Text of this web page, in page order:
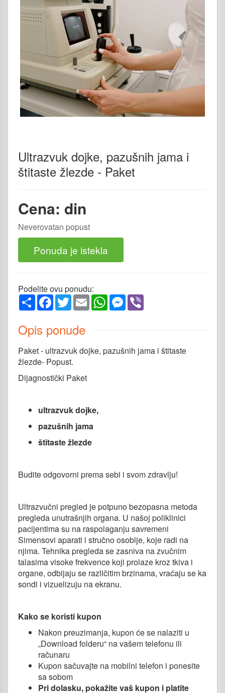
Ultrazvuk dojke, pazušnih jama i
štitaste žlezde - Paket
Cena: din
Neverovatan popust
Ponuda je istekla
Podelite ovu ponudu:
ShareFacebook
TwitterEmailWhatsAppMessenger
Opis ponude
Paket - ultrazvuk dojke, pazušnih jama i štitaste
žlezde- Popust.
Dijagnostički Paket
ultrazvuk dojke,
pazušnih jama
štitaste žlezde
Budite odgovorni prema sebi i svom zdravlju!
Ultrazvučni pregled je potpuno bezopasna metoda
pregleda unutrašnjih organa. U našoj poliklinici
pacijentima su na raspolaganju savremeni
Simensovi aparati i stručno osoblje, koje radi na
njima. Tehnika pregleda se zasniva na zvučnim
talasima visoke frekvence koji prolaze kroz tkiva i
organe, odbijaju se različitim brzinama, vraćaju se ka
sondi i vizuelizuju na ekranu.
Kako se koristi kupon
Nakon preuzimanja, kupon će se nalaziti u
„Download folderu“ na vašem telefonu ili
računaru
Kupon sačuvajte na mobilni telefon i ponesite
sa sobom
Pri dolasku, pokažite vaš kupon i platite